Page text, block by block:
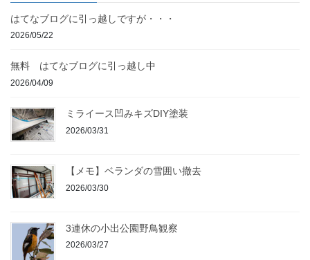
はてなブログに引っ越しですが・・・
2026/05/22
無料 はてなブログに引っ越し中
2026/04/09
ミライース凹みキズDIY塗装
2026/03/31
【メモ】ベランダの雪囲い撤去
2026/03/30
3連休の小出公園野鳥観察
2026/03/27